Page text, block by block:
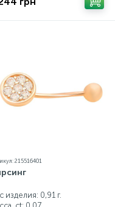
215516401
изделия: 0,91 г.